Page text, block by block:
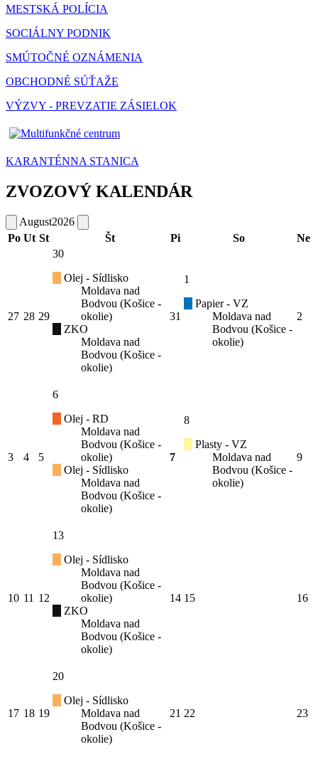
MESTSKÁ POLÍCIA
SOCIÁLNY PODNIK
SMÚTOČNÉ OZNÁMENIA
OBCHODNÉ SÚŤAŽE
VÝZVY - PREVZATIE ZÁSIELOK
KARANTÉNNA STANICA
ZVOZOVÝ KALENDÁR
August2026
Po Ut St Št Pi So Ne
27 28 29
30
Olej - Sídlisko
Moldava nad
Bodvou (Košice -
okolie)
ZKO
Moldava nad
Bodvou (Košice -
okolie)
31
1
Papier - VZ
Moldava nad
Bodvou (Košice -
okolie)
2
3 4 5
6
Olej - RD
Moldava nad
Bodvou (Košice -
okolie)
Olej - Sídlisko
Moldava nad
Bodvou (Košice -
okolie)
7
8
Plasty - VZ
Moldava nad
Bodvou (Košice -
okolie)
9
10 11 12
13
Olej - Sídlisko
Moldava nad
Bodvou (Košice -
okolie)
ZKO
Moldava nad
Bodvou (Košice -
okolie)
14 15 16
17 18 19
20
Olej - Sídlisko
Moldava nad
Bodvou (Košice -
okolie)
21 22 23